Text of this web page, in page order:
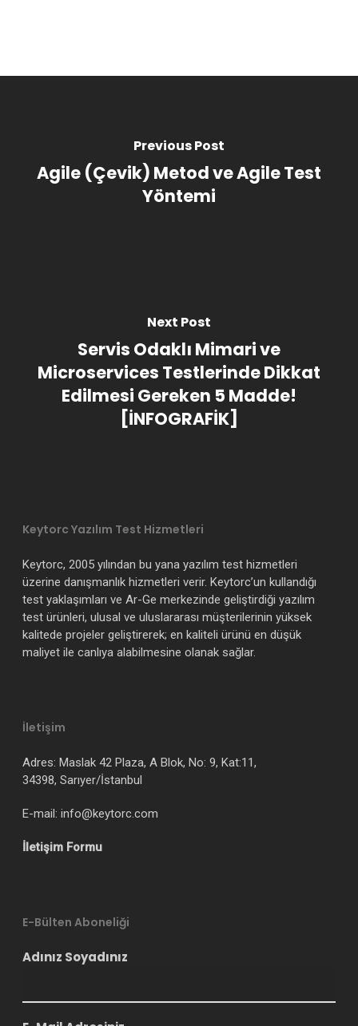
Previous Post
Agile (Çevik) Metod ve Agile Test
Yöntemi
Next Post
Servis Odaklı Mimari ve
Microservices Testlerinde Dikkat
Edilmesi Gereken 5 Madde!
[İNFOGRAFİK]
Keytorc Yazılım Test Hizmetleri
Keytorc, 2005 yılından bu yana yazılım test hizmetleri
üzerine danışmanlık hizmetleri verir. Keytorc’un kullandığı
test yaklaşımları ve Ar-Ge merkezinde geliştirdiği yazılım
test ürünleri, ulusal ve uluslararası müşterilerinin yüksek
kalitede projeler geliştirerek; en kaliteli ürünü en düşük
maliyet ile canlıya alabilmesine olanak sağlar.
İletişim
Adres: Maslak 42 Plaza, A Blok, No: 9, Kat:11,
34398, Sarıyer/İstanbul
E-mail: info@keytorc.com
İletişim Formu
E-Bülten Aboneliği
Adınız Soyadınız